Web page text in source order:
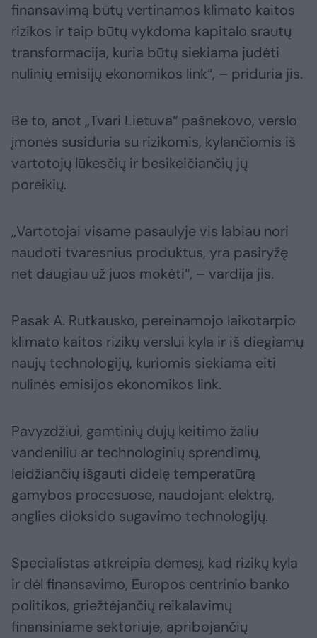
finansavimą būtų vertinamos klimato kaitos
rizikos ir taip būtų vykdoma kapitalo srautų
transformacija, kuria būtų siekiama judėti
nulinių emisijų ekonomikos link“, – priduria jis.
Be to, anot „Tvari Lietuva“ pašnekovo, verslo
įmonės susiduria su rizikomis, kylančiomis iš
vartotojų lūkesčių ir besikeičiančių jų
poreikių.
„Vartotojai visame pasaulyje vis labiau nori
naudoti tvaresnius produktus, yra pasiryžę
net daugiau už juos mokėti“, – vardija jis.
Pasak A. Rutkausko, pereinamojo laikotarpio
klimato kaitos rizikų verslui kyla ir iš diegiamų
naujų technologijų, kuriomis siekiama eiti
nulinės emisijos ekonomikos link.
Pavyzdžiui, gamtinių dujų keitimo žaliu
vandeniliu ar technologinių sprendimų,
leidžiančių išgauti didelę temperatūrą
gamybos procesuose, naudojant elektrą,
anglies dioksido sugavimo technologijų.
Specialistas atkreipia dėmesį, kad rizikų kyla
ir dėl finansavimo, Europos centrinio banko
politikos, griežtėjančių reikalavimų
finansiniame sektoriuje, apribojančių